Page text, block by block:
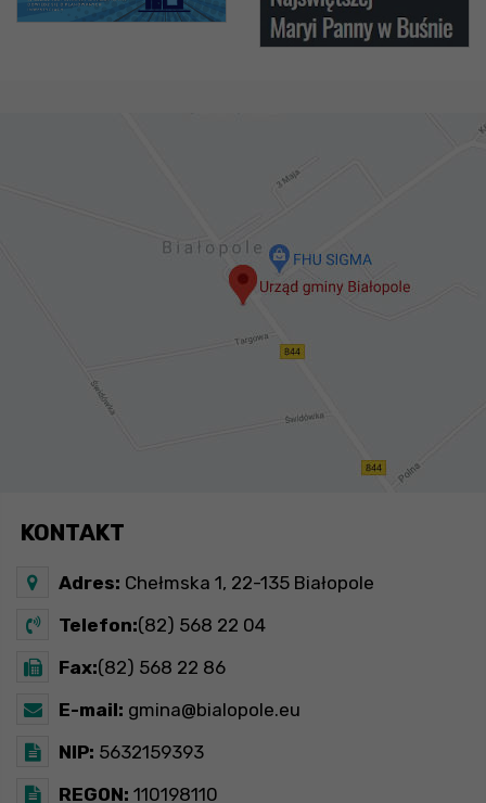
KONTAKT
Adres: Chełmska 1, 22-135 Białopole
Telefon:(82) 568 22 04
Fax:(82) 568 22 86
E-mail: gmina@bialopole.eu
NIP: 5632159393
REGON: 110198110